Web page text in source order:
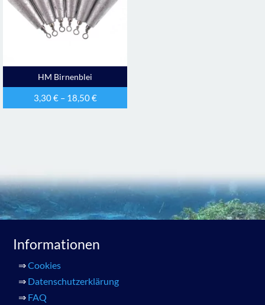
HM Birnenblei
3,30€– 18,50€
Informationen
⇒Cookies
⇒ Datenschutzerklärung
⇒ FAQ